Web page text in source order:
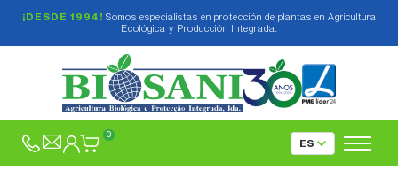
¡DESDE 1994! Somos especialistas en protección de plantas en Agricultura
Ecológica y Producción Integrada.
0